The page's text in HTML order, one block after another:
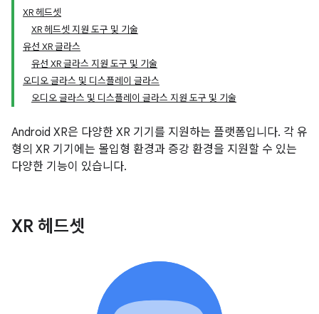
XR 헤드셋
XR 헤드셋 지원 도구 및 기술
유선 XR 글라스
유선 XR 글라스 지원 도구 및 기술
오디오 글라스 및 디스플레이 글라스
오디오 글라스 및 디스플레이 글라스 지원 도구 및 기술
Android XR은 다양한 XR 기기를 지원하는 플랫폼입니다. 각 유
형의 XR 기기에는 몰입형 환경과 증강 환경을 지원할 수 있는
다양한 기능이 있습니다.
XR 헤드셋